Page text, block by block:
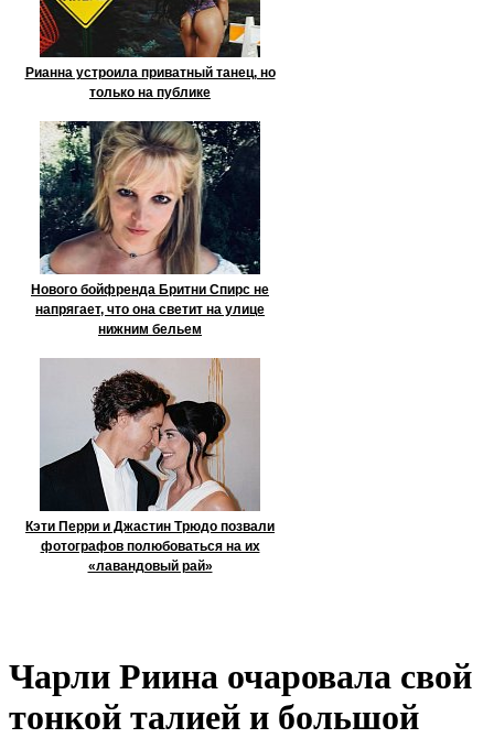
Рианна устроила приватный танец, но
только на публике
Нового бойфренда Бритни Спирс не
напрягает, что она светит на улице
нижним бельем
Кэти Перри и Джастин Трюдо позвали
фотографов полюбоваться на их
«лавандовый рай»
Чарли Риина очаровала свой
тонкой талией и большой